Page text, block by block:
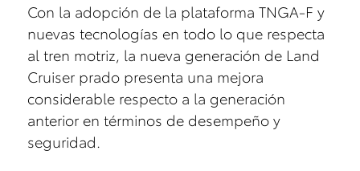
Con la adopción de la plataforma TNGA-F y
nuevas tecnologías en todo lo que respecta
al tren motriz, la nueva generación de Land
Cruiser prado presenta una mejora
considerable respecto a la generación
anterior en términos de desempeño y
seguridad.